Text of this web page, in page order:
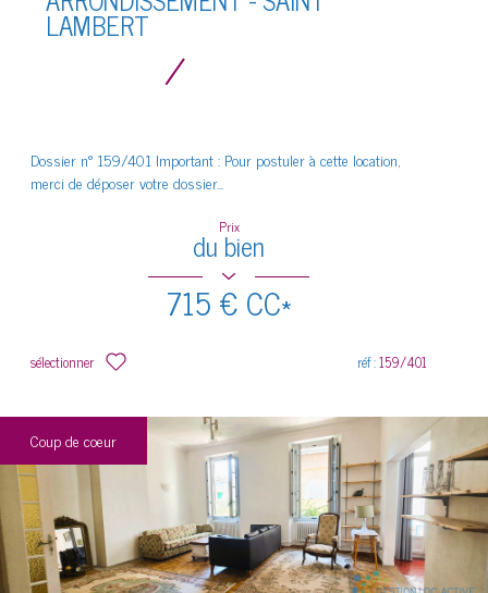
LAMBERT
Dossier n° 159/401 Important : Pour postuler à cette location,
merci de déposer votre dossier...
Prix
du bien
715 €CC*
sélectionner réf :159/401
Coup de coeur